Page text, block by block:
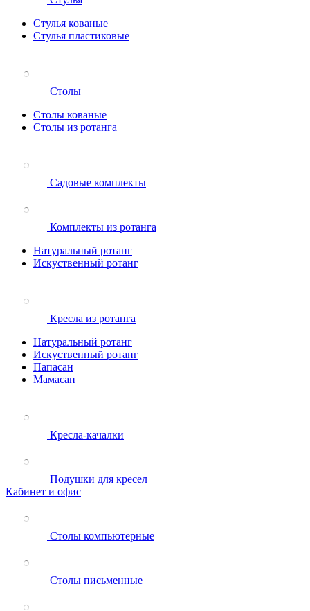
Стулья кованые
Стулья пластиковые
Столы
Столы кованые
Столы из ротанга
Садовые комплекты
Комплекты из ротанга
Натуральный ротанг
Искуственный ротанг
Кресла из ротанга
Натуральный ротанг
Искуственный ротанг
Папасан
Мамасан
Кресла-качалки
Подушки для кресел
Кабинет и офис
Столы компьютерные
Столы письменные